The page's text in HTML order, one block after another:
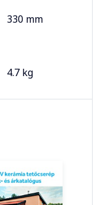
330 mm
4.7 kg